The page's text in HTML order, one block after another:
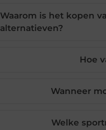
Waarom is het kopen
alternatieven?
Hoe
Wanneer
Welke